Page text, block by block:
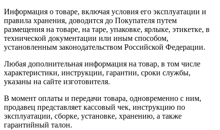
Информация о товаре, включая условия его эксплуатации и
правила хранения, доводится до Покупателя путем
размещения на товаре, на таре, упаковке, ярлыке, этикетке, в
технической документации или иным способом,
установленным законодательством Российской Федерации.
Любая дополнительная информация на товар, в том числе
характеристики, инструкции, гарантии, сроки службы,
указаны на сайте изготовителя.
В момент оплаты и передачи товара, одновременно с ним,
продавец представляет кассовый чек, инструкцию по
эксплуатации, сборке, установке, хранению, а также
гарантийный талон.